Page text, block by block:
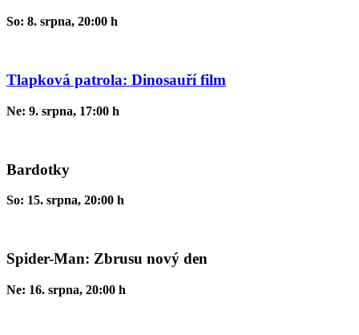
So: 8. srpna, 20:00 h
Tlapková patrola: Dinosauří film
Ne: 9. srpna, 17:00 h
Bardotky
So: 15. srpna, 20:00 h
Spider-Man: Zbrusu nový den
Ne: 16. srpna, 20:00 h